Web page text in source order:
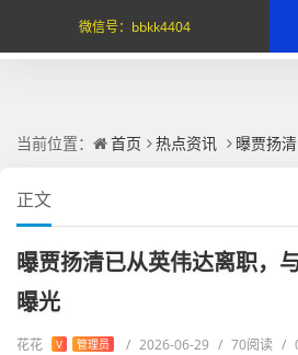
当前位置： 首页 热点资讯 曝贾扬清已从
正文
曝贾扬清已从英伟达离职，
曝光
花花 V 管理员 / 2026-06-29 / 70阅读 /
微信号： bbkk4404